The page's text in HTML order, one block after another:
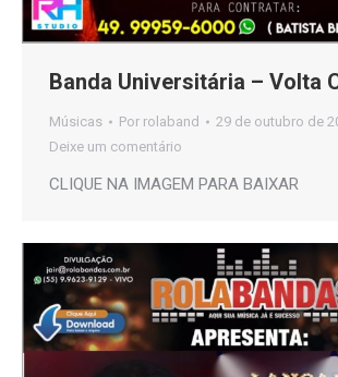
Banda Universitária – Volta
Músicas Por rolaband
29 de outubro de
Deixe um comentário
CLIQUE NA IMAGEM PARA BAIXAR